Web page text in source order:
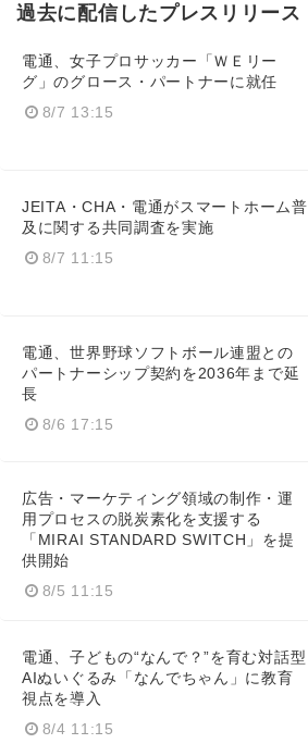
過去に配信したプレスリリース
電通、女子プロサッカー「ＷＥリー
グ」のグロース・パートナーに就任
8/7 13:15
JEITA・CHA・電通がスマートホーム普
及に関する共同調査を実施
8/7 11:15
電通、世界野球ソフトボール連盟との
パートナーシップ契約を2036年まで延
長
8/6 17:15
広告・マーケティング領域の制作・運
用プロセスの脱炭素化を支援する
「MIRAI STANDARD SWITCH」を提
供開始
8/5 11:15
電通、子どもの“なんで？”を育む対話型
AIぬいぐるみ「なんでちゃん」に教育
視点を導入
8/4 11:15